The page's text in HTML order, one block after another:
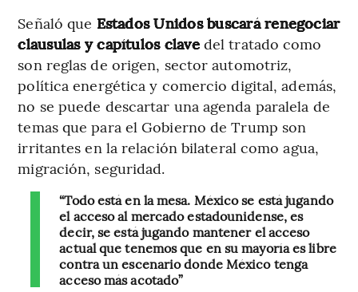
Señaló que Estados Unidos buscará renegociar
clausulas y capítulos clavedel tratado como
son reglas de origen, sector automotriz,
política energética y comercio digital, además,
no se puede descartar una agenda paralela de
temas que para el Gobierno de Trump son
irritantes en la relación bilateral como agua,
migración, seguridad.
“Todo está en la mesa. México se está jugando
el acceso al mercado estadounidense, es
decir, se está jugando mantener el acceso
actual que tenemos que en su mayoría es libre
contra un escenario donde México tenga
acceso más acotado”